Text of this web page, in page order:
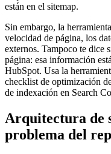
están en el sitemap.
Sin embargo, la
velocidad de página, los
externos. Tampoco te dice
página: esa información
HubSpot. Usa la
checklist de optimización
de indexación en Search
Arquitectura de
problema del